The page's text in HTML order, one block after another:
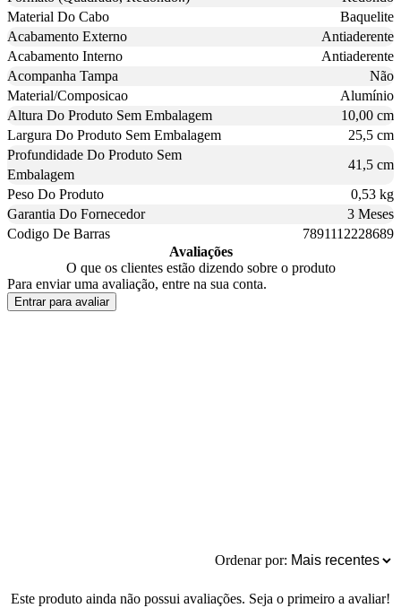
Material Do Cabo
Baquelite
Acabamento Externo
Antiaderente
Acabamento Interno
Antiaderente
Acompanha Tampa
Não
Material/Composicao
Alumínio
Altura Do Produto Sem Embalagem
10,00 cm
Largura Do Produto Sem Embalagem
25,5 cm
Profundidade Do Produto Sem
Embalagem
41,5 cm
Peso Do Produto
0,53 kg
Garantia Do Fornecedor
3 Meses
Codigo De Barras
7891112228689
Avaliações
O que os clientes estão dizendo sobre o produto
Para enviar uma avaliação, entre na sua conta.
Entrar para avaliar
Ordenar por:
Este produto ainda não possui avaliações. Seja o primeiro a avaliar!